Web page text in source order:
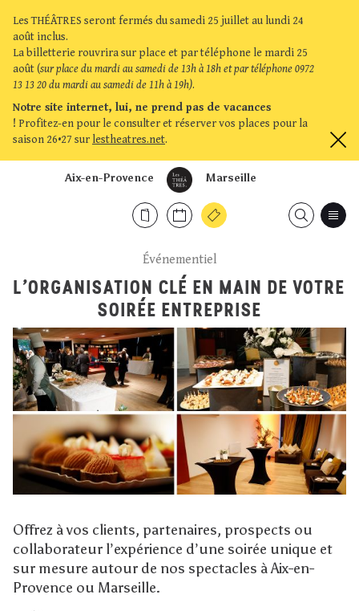
Les THÉÂTRES seront fermés du samedi 25 juillet au lundi 24
août inclus.
La billetterie rouvrira sur place et par téléphone le mardi 25
août (sur place du mardi au samedi de 13h à 18h et par téléphone 0972
13 13 20 du mardi au samedi de 11h à 19h).
Notre site internet, lui, ne prend pas de vacances
! Profitez-en pour le consulter et réserver vos places pour la
saison 26•27 sur lestheatres.net.
Marseille
Aix-en-Provence
Événementiel
L’ORGANISATION CLÉ EN MAIN DE VOTRE
SOIRÉE ENTREPRISE
Offrez à vos clients, partenaires, prospects ou
collaborateur l’expérience d’une soirée unique et
sur mesure autour de nos spectacles à Aix-en-
Provence ou Marseille.